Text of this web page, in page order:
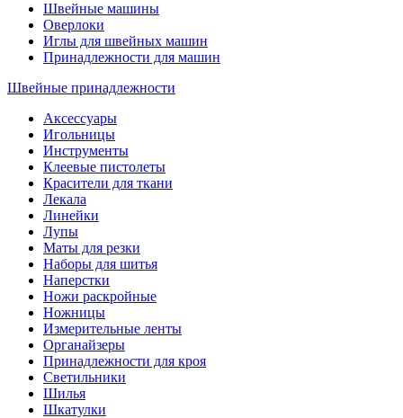
Швейные машины
Оверлоки
Иглы для швейных машин
Принадлежности для машин
Швейные принадлежности
Аксессуары
Игольницы
Инструменты
Клеевые пистолеты
Красители для ткани
Лекала
Линейки
Лупы
Маты для резки
Наборы для шитья
Наперстки
Ножи раскройные
Ножницы
Измерительные ленты
Органайзеры
Принадлежности для кроя
Светильники
Шилья
Шкатулки